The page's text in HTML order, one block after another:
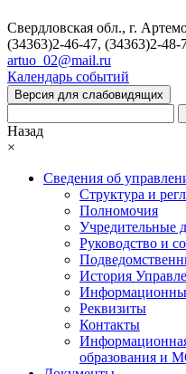
Свердловская обл., г.
(34363)2-46-47, (34363)2-48-
artuo_02@mail.ru
Календарь событий
Версия для слабовидящих
Назад
×
Сведения об
Структура и
Полномочия
Учредительные
Руководство и
История
Реквизиты
Контакты
образования и